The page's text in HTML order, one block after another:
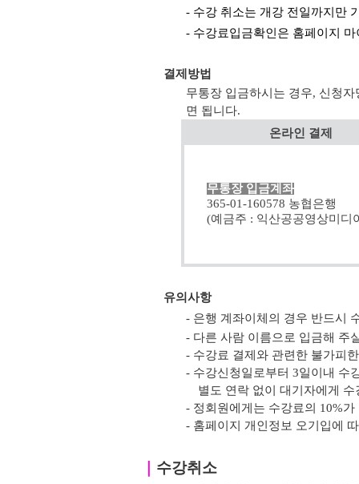
- 수강 취소는 개강 전일까지만
- 수강료입금확인은 홈페이지
결제방법
무통장 입금하시는 경우, 신청
면 됩니다.
온라인 결제
무통장 입금계좌
365-01-160578 농협은행
(예금주 : 익산공공영상미디
유의사항
- 은행 계좌이체의 경우 반드시
- 다른 사람 이름으로 입금해 주
- 수강료 결제와 관련한 불가피
- 수강신청일로부터 3일이내 수
별도 연락 없이 대기자에게
- 정회원에게는 수강료의 10%
- 홈페이지 개인정보 오기입에
수강취소